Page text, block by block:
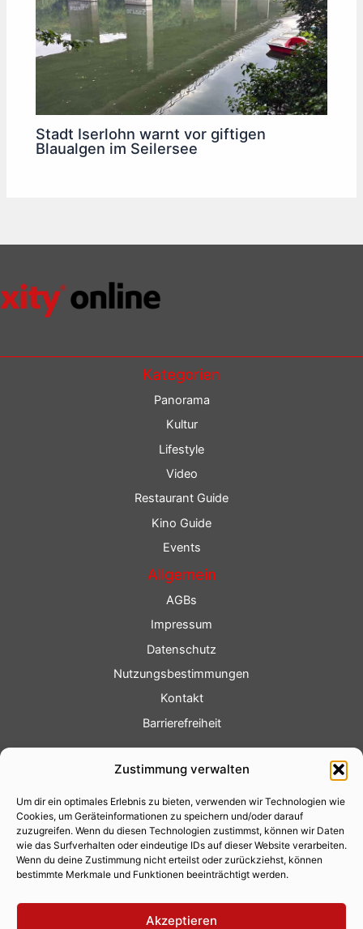
Zustimmung verwalten
Um dir ein optimales Erlebnis zu bieten, verwenden wir Technologien wie
Cookies, um Geräteinformationen zu speichern und/oder darauf
zuzugreifen. Wenn du diesen Technologien zustimmst, können wir Daten
wie das Surfverhalten oder eindeutige IDs auf dieser Website verarbeiten.
Wenn du deine Zustimmung nicht erteilst oder zurückziehst, können
bestimmte Merkmale und Funktionen beeinträchtigt werden.
Akzeptieren
Stadt Iserlohn warnt vor giftigen
Blaualgen im Seilersee
Kategorien
Panorama
Kultur
Lifestyle
Video
Restaurant Guide
Kino Guide
Events
Allgemein
AGBs
Impressum
Datenschutz
Nutzungsbestimmungen
Kontakt
Barrierefreiheit
Fotoservice
Videoservice
Werbung
Contenterstellung
Lokalnachrichten
Lokalfernsehen